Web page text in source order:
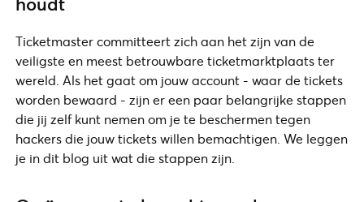
Ticketmaster committeert zich aan het zijn van de
veiligste en meest betrouwbare ticketmarktplaats ter
wereld. Als het gaat om jouw account - waar de tickets
worden bewaard - zijn er een paar belangrijke stappen
die jij zelf kunt nemen om je te beschermen tegen
hackers die jouw tickets willen bemachtigen. We leggen
je in dit blog uit wat die stappen zijn.